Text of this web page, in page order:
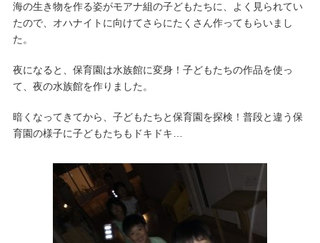
海の生き物を作る姿がモアナ組の子どもたちに、よく見られてい
たので、オハナイトに向けてさらにたくさん作ってもらいまし
た。
夜になると、保育園は水族館に変身！子どもたちの作品を使っ
て、夜の水族館を作りました。
暗くなってきてから、子どもたちと保育園を探検！普段と違う保
育園の様子に子どもたちもドキドキ…